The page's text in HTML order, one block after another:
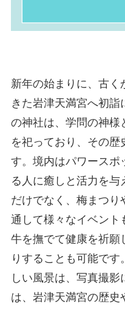
新年の始まりに、古く
きた岩津天満宮へ初詣
の神社は、学問の神様
を祀っており、その歴
す。境内はパワースポ
る人に癒しと活力を
だけでなく、梅まつり
通して様々なイベント
牛を撫でて健康を祈願
りすることも可能で
しい風景は、写真撮
は、岩津天満宮の歴史